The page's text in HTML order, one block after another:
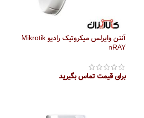
آنتن وایرلس میکروتیک رادیو Mikrotik
nRAY
برای قیمت تماس بگیرید